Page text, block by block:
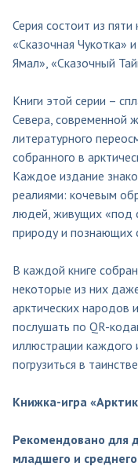
Серия состоит из пяти
«Сказочная Чукотка»
Ямал», «Сказочный
Книги этой серии –
Севера, современной
литературного
собранного в
Каждое издание
реалиями: кочевым
людей, живущих «под
природу и познающих
В каждой книге
некоторые из них
арктических народов
послушать по QR-
иллюстрации
погрузиться в
Книжка-игра
Рекомендовано для
младшего и